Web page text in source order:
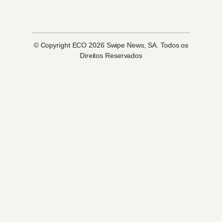
© Copyright ECO 2026 Swipe News, SA. Todos os
Direitos Reservados